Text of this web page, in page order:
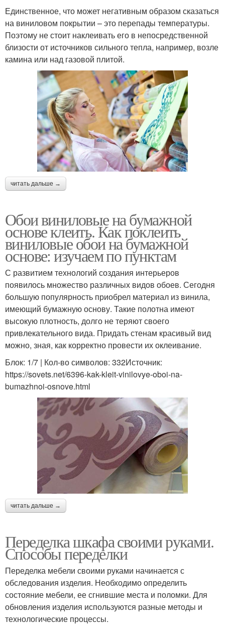
Единственное, что может негативным образом сказаться
на виниловом покрытии – это перепады температуры.
Поэтому не стоит наклеивать его в непосредственной
близости от источников сильного тепла, например, возле
камина или над газовой плитой.
читать дальше →
Обои виниловые на бумажной
основе клеить. Как поклеить
виниловые обои на бумажной
основе: изучаем по пунктам
С развитием технологий создания интерьеров
появилось множество различных видов обоев. Сегодня
большую популярность приобрел материал из винила,
имеющий бумажную основу. Такие полотна имеют
высокую плотность, долго не теряют своего
привлекательного вида. Придать стенам красивый вид
можно, зная, как корректно провести их оклеивание.
Блок: 1/7 | Кол-во символов: 332Источник:
https://sovets.net/6396-kak-kleit-vinilovye-oboi-na-
bumazhnoi-osnove.html
читать дальше →
Переделка шкафа своими руками.
Способы переделки
Переделка мебели своими руками начинается с
обследования изделия. Необходимо определить
состояние мебели, ее сгнившие места и поломки. Для
обновления изделия используются разные методы и
технологические процессы.